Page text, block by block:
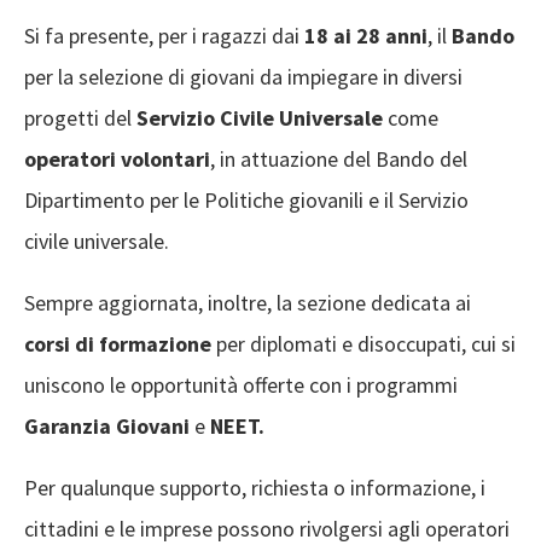
Si fa presente, per i ragazzi dai 18 ai 28 anni, il Bando
per la selezione di giovani da impiegare in diversi
progetti delServizio Civile Universale come
operatori volontari, in attuazione del Bando del
Dipartimento per le Politiche giovanili e il Servizio
civile universale.
Sempre aggiornata, inoltre, la sezione dedicata ai
corsi di formazione per diplomati e disoccupati, cui si
uniscono le opportunità offerte con i programmi
Garanzia Giovani e NEET.
Per qualunque supporto, richiesta o informazione, i
cittadini e le imprese possono rivolgersi agli operatori